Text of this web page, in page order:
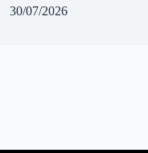
30/07/2026